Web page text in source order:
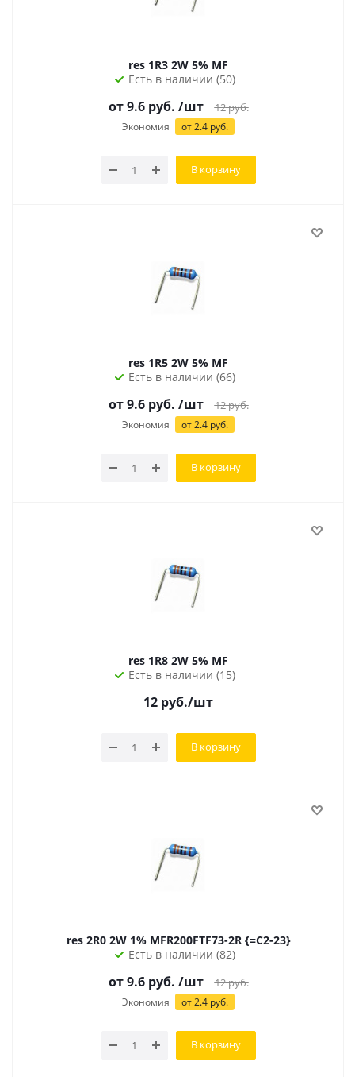
res 1R3 2W 5% MF
Есть в наличии (50)
от 9.6 руб. /шт 12руб.
Экономия от 2.4 руб.
В корзину
res 1R5 2W 5% MF
Есть в наличии (66)
от 9.6 руб. /шт 12руб.
Экономия от 2.4 руб.
В корзину
res 1R8 2W 5% MF
Есть в наличии (15)
12 руб./шт
В корзину
res 2R0 2W 1% MFR200FTF73-2R {=C2-23}
Есть в наличии (82)
от 9.6 руб. /шт 12руб.
Экономия от 2.4 руб.
В корзину